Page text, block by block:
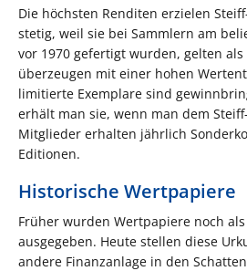
Die höchsten Renditen erzielen
stetig, weil sie bei Sammlern am
vor 1970 gefertigt wurden, gelten
überzeugen mit einer hohen
limitierte Exemplare sind
erhält man sie, wenn man dem
Mitglieder erhalten jährlich
Editionen.
Historische Wertpapiere
Früher wurden Wertpapiere noch
ausgegeben. Heute stellen diese
andere Finanzanlage in den